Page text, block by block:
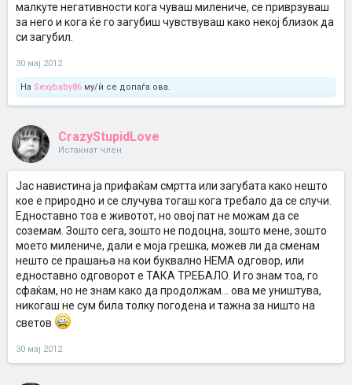
малкуте негативности кога чуваш милениче, се приврзуваш
за него и кога ќе го загубиш чувствуваш како некој близок да
си загубил.
30 мај 2012
На Sexybaby86 му/ѝ се допаѓа ова.
CrazyStupidLove
Истакнат член
Јас навистина ја прифаќам смртта или загубата како нешто
кое е природно и се случува тогаш кога требало да се случи.
Едноставно тоа е животот, но овој пат не можам да се
соземам. Зошто сега, зошто не подоцна, зошто мене, зошто
моето милениче, дали е моја грешка, можев ли да сменам
нешто се прашања на кои буквално НЕМА одговор, или
едноставно одговорот е ТАКА ТРЕБАЛО. И го знам тоа, го
сфаќам, но не знам како да продолжам... ова ме уништува,
никогаш не сум била толку погодена и тажна за ништо на
светов
30 мај 2012